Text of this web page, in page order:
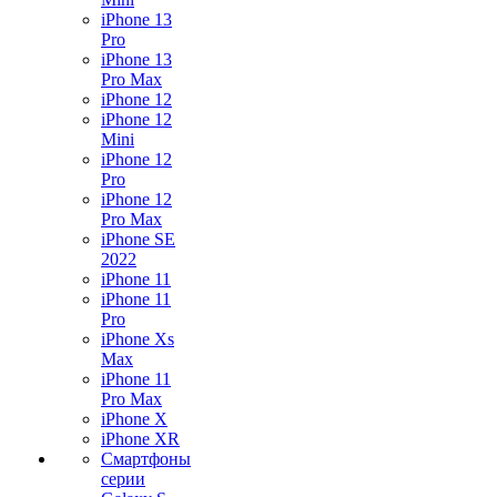
iPhone 13
Pro
iPhone 13
Pro Max
iPhone 12
iPhone 12
Mini
iPhone 12
Pro
iPhone 12
Pro Max
iPhone SE
2022
iPhone 11
iPhone 11
Pro
iPhone Xs
Max
iPhone 11
Pro Max
iPhone X
iPhone XR
Смартфоны
серии